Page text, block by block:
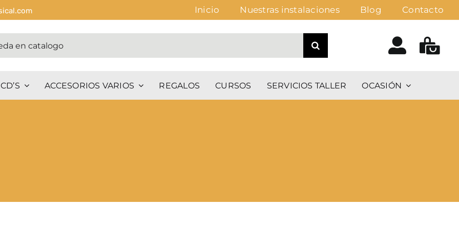
Inicio Nuestras instalaciones Blog Contacto
ACCESORIOS VARIOS REGALOS CURSOS SERVICIOS TALLER OCASIÓN